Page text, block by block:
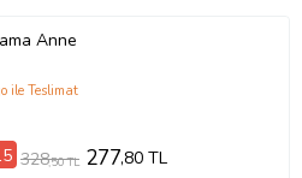
Anne
ile Teslimat
328,50 TL 277,80 TL